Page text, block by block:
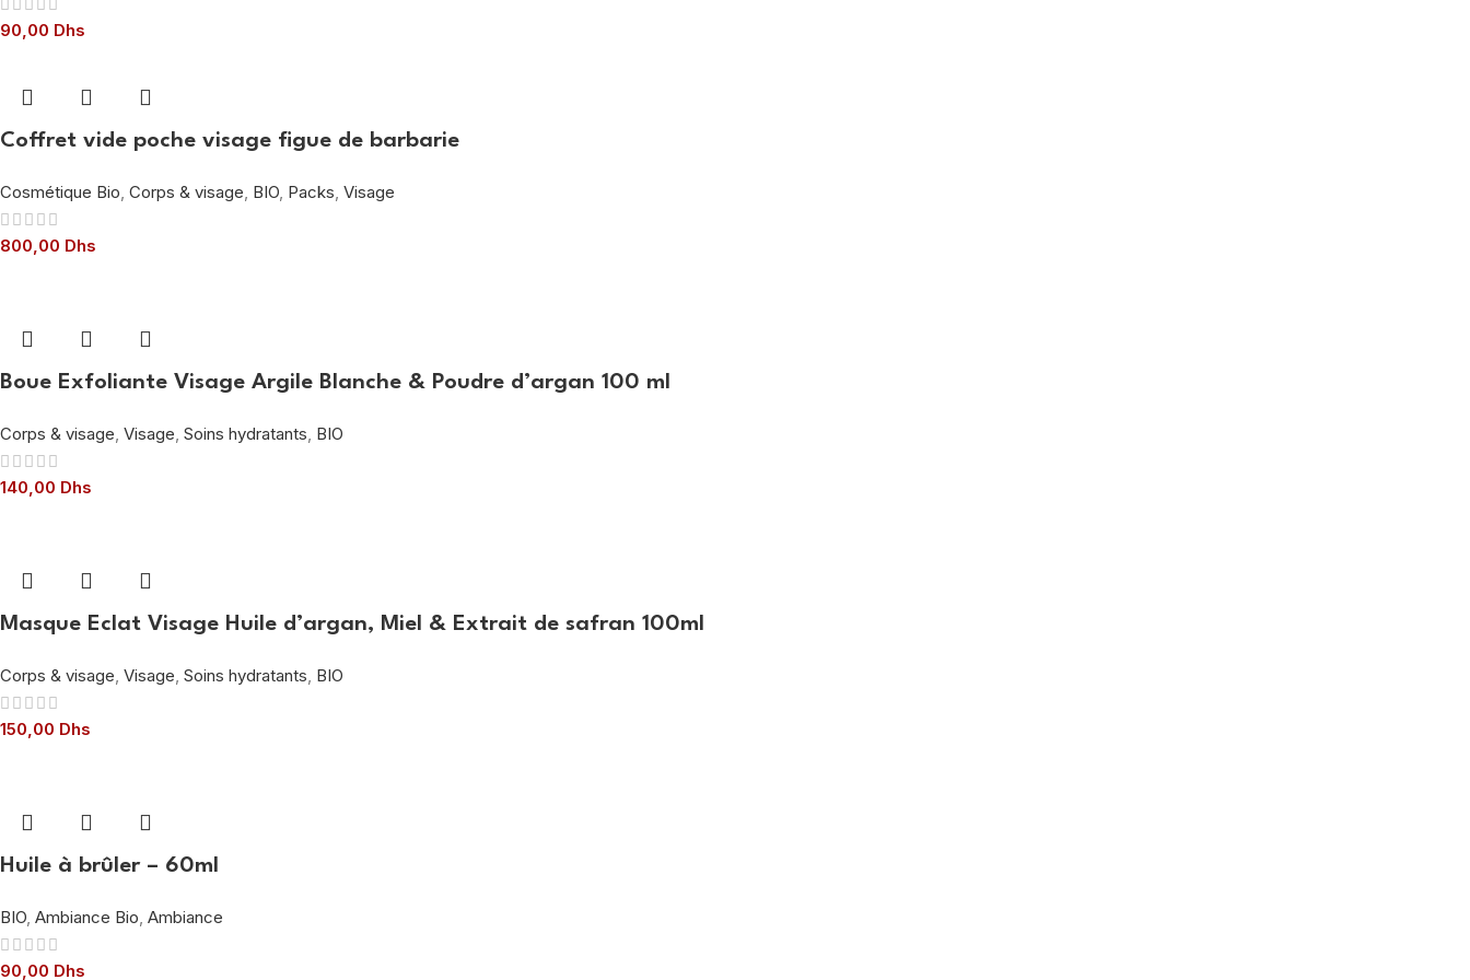
90,00 Dhs
Coffret vide poche visage figue de barbarie
Cosmétique Bio, Corps & visage, BIO, Packs, Visage
800,00 Dhs
Boue Exfoliante Visage Argile Blanche & Poudre d’argan 100 ml
Corps & visage, Visage, Soins hydratants, BIO
140,00 Dhs
Masque Eclat Visage Huile d’argan, Miel & Extrait de safran 100ml
Corps & visage, Visage, Soins hydratants, BIO
150,00 Dhs
Huile à brûler – 60ml
BIO, Ambiance Bio, Ambiance
90,00 Dhs